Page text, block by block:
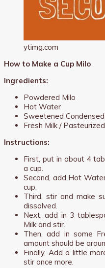
ytimg.com
How to Make a Cup Milo
Ingredients:
Powdered Milo
Hot Water
Sweetened
Fresh Milk /
Instructions:
First, put in about 4
a cup.
Second, add Hot
cup.
Third, stir and make
dissolved.
Next, add in 3
Milk and stir.
Then, add in some
amount should be
Finally, Add a little
stir once more.